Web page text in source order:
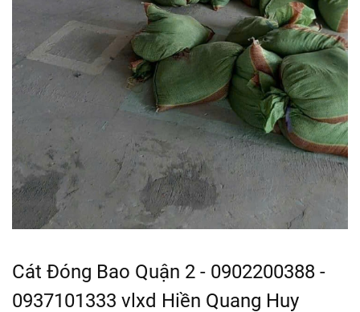
Cát Đóng Bao Quận 2 - 0902200388 -
0937101333 vlxd Hiền Quang Huy